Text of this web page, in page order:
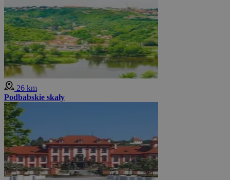
26 km
Podbabskie skały